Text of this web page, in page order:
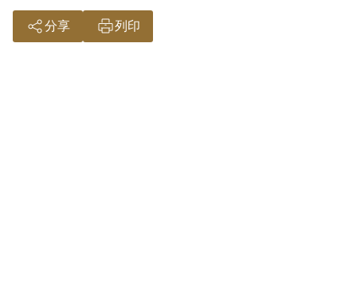
為，僅係一般之談話，難認其有利於叛徒
之演說行為，且係屬思想層次問題，故認
分享 列印